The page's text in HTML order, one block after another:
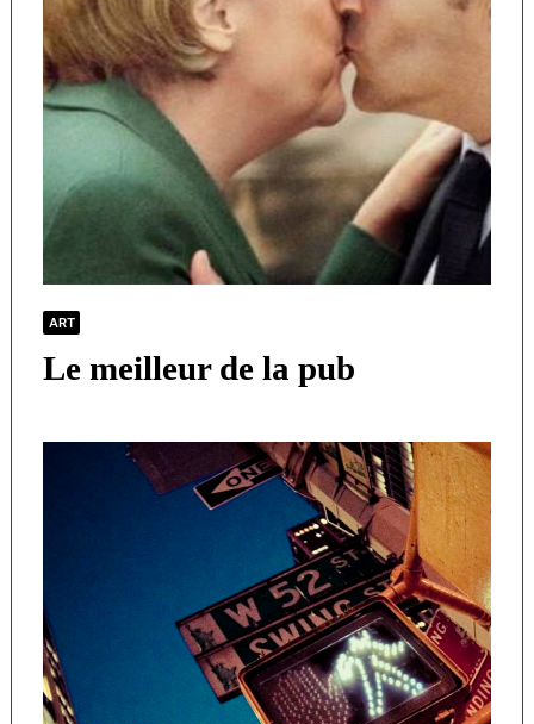
ART
Le meilleur de la pub